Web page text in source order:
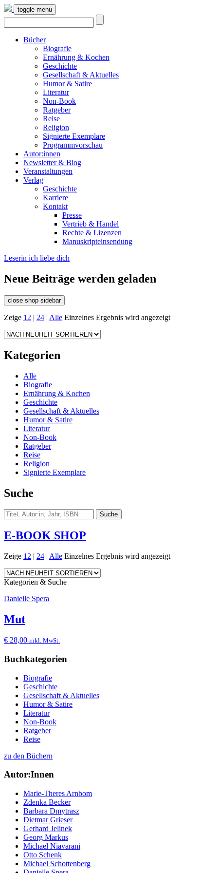
toggle menu
Bücher
Biografie
Ernährung & Kochen
Geschichte
Gesellschaft & Aktuelles
Humor & Satire
Literatur
Non-Book
Ratgeber
Reise
Religion
Signierte Exemplare
Programmvorschau
Autor:innen
Newsletter & Blog
Veranstaltungen
Verlag
Geschichte
Karriere
Kontakt
Presse
Vertrieb & Handel
Rechte & Lizenzen
Manuskripteinsendung
Leserin ich liebe dich
Neue Beiträge werden geladen
close shop sidebar
Zeige 12 | 24 | Alle Einzelnes Ergebnis wird angezeigt
Kategorien
Alle
Biografie
Ernährung & Kochen
Geschichte
Gesellschaft & Aktuelles
Humor & Satire
Literatur
Non-Book
Ratgeber
Reise
Religion
Signierte Exemplare
Suche
E-BOOK SHOP
Zeige 12 | 24 | Alle Einzelnes Ergebnis wird angezeigt
Kategorien & Suche
Danielle Spera
Mut
€ 28,00 inkl. MwSt.
Buchkategorien
Biografie
Geschichte
Gesellschaft & Aktuelles
Humor & Satire
Literatur
Non-Book
Ratgeber
Reise
zu den Büchern
Autor:Innen
Marie-Theres Arnbom
Zdenka Becker
Barbara Dmytrasz
Dietmar Grieser
Gerhard Jelinek
Georg Markus
Michael Niavarani
Otto Schenk
Michael Schottenberg